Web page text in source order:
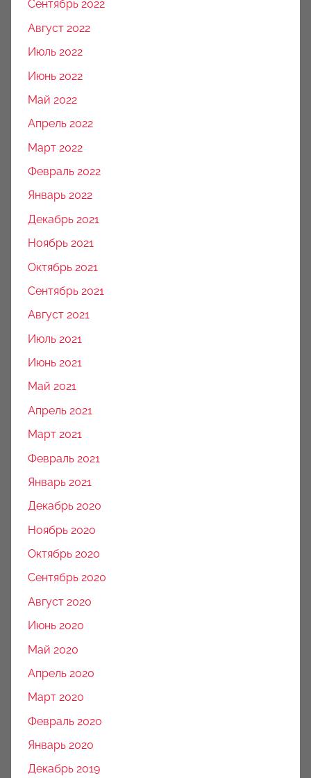
Сентябрь 2022
Август 2022
Июль 2022
Июнь 2022
Май 2022
Апрель 2022
Март 2022
Февраль 2022
Январь 2022
Декабрь 2021
Ноябрь 2021
Октябрь 2021
Сентябрь 2021
Август 2021
Июль 2021
Июнь 2021
Май 2021
Апрель 2021
Март 2021
Февраль 2021
Январь 2021
Декабрь 2020
Ноябрь 2020
Октябрь 2020
Сентябрь 2020
Август 2020
Июнь 2020
Май 2020
Апрель 2020
Март 2020
Февраль 2020
Январь 2020
Декабрь 2019